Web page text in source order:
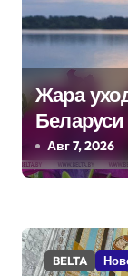
с
я
мЖара
грозы
Авг 7, 2026
BELTA